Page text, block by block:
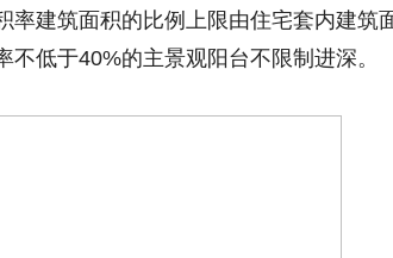
建筑面积的比例上限由住宅套内建筑
低于40%的主景观阳台不限制进深。